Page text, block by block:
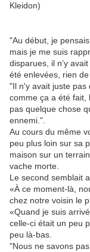
Kleidon)
"Au début, je
mais je me suis
disparues, il n’y
été enlevées, rien de
"Il n'y avait juste pas
comme ça a été fait,
pas quelque chose
ennemi.".
Au cours du même
peu plus loin sur sa
maison sur un
vache morte.
Le second semblait
«À ce moment-là,
chez notre voisin le
«Quand je suis
celle-ci était un peu
peu là-bas.
"Nous ne savons